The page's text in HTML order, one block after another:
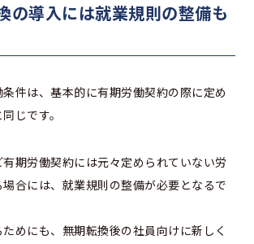
の導入には就業規則の整備も
件は、基本的に有期労働契約の際に定め
じです。
期労働契約には元々定められていない労
合には、就業規則の整備が必要となるで
めにも、無期転換後の社員向けに新しく